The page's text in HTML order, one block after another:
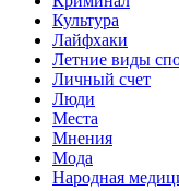
Культура
Лайфхаки
Летние виды
Личный счет
Люди
Места
Мнения
Мода
Народная